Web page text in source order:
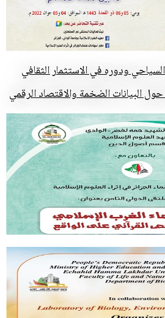
ودوره في الاستثمار الثقافي
البيانات الضخمة والاقتصاد الرقمي